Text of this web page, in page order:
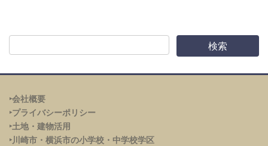
‣会社概要
‣プライバシーポリシー
‣土地・建物活用
‣川崎市・横浜市の小学校・中学校学区